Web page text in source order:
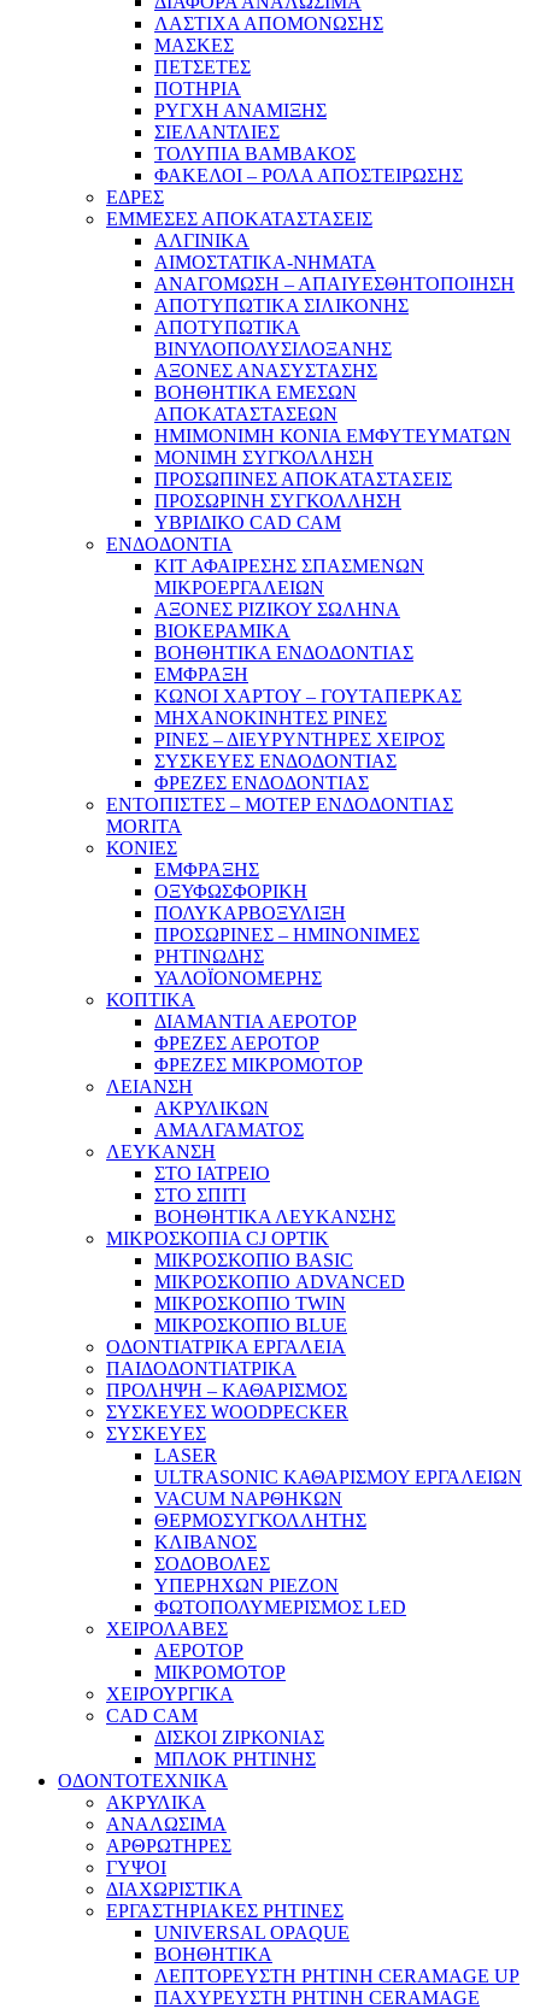
ΛΑΣΤΙΧΑ ΑΠΟΜΟΝΩΣΗΣ
ΜΑΣΚΕΣ
ΠΕΤΣΕΤΕΣ
ΠΟΤΗΡΙΑ
ΡΥΓΧΗ ΑΝΑΜΙΞΗΣ
ΣΙΕΛΑΝΤΛΙΕΣ
ΤΟΛΥΠΙΑ ΒΑΜΒΑΚΟΣ
ΦΑΚΕΛΟΙ – ΡΟΛΑ ΑΠΟΣΤΕΙΡΩΣΗΣ
ΕΔΡΕΣ
ΕΜΜΕΣΕΣ ΑΠΟΚΑΤΑΣΤΑΣΕΙΣ
ΑΛΓΙΝΙΚΑ
ΑΙΜΟΣΤΑΤΙΚΑ-ΝΗΜΑΤΑ
ΑΝΑΓΟΜΩΣΗ – ΑΠΑΙΥΕΣΘΗΤΟΠΟΙΗΣΗ
ΑΠΟΤΥΠΩΤΙΚΑ ΣΙΛΙΚΟΝΗΣ
ΑΠΟΤΥΠΩΤΙΚΑ
ΒΙΝΥΛΟΠΟΛΥΣΙΛΟΞΑΝΗΣ
ΑΞΟΝΕΣ ΑΝΑΣΥΣΤΑΣΗΣ
ΒΟΗΘΗΤΙΚΑ ΕΜΕΣΩΝ
ΑΠΟΚΑΤΑΣΤΑΣΕΩΝ
ΗΜΙΜΟΝΙΜΗ ΚΟΝΙΑ ΕΜΦΥΤΕΥΜΑΤΩΝ
ΜΟΝΙΜΗ ΣΥΓΚΟΛΛΗΣΗ
ΠΡΟΣΩΠΙΝΕΣ ΑΠΟΚΑΤΑΣΤΑΣΕΙΣ
ΠΡΟΣΩΡΙΝΗ ΣΥΓΚΟΛΛΗΣΗ
ΥΒΡΙΔΙΚΟ CAD CAM
ΕΝΔΟΔΟΝΤΙΑ
ΚΙΤ ΑΦΑΙΡΕΣΗΣ ΣΠΑΣΜΕΝΩΝ
ΜΙΚΡΟΕΡΓΑΛΕΙΩΝ
ΑΞΟΝΕΣ ΡΙΖΙΚΟΥ ΣΩΛΗΝΑ
ΒΙΟΚΕΡΑΜΙΚΑ
ΒΟΗΘΗΤΙΚΑ ΕΝΔΟΔΟΝΤΙΑΣ
ΕΜΦΡΑΞΗ
ΚΩΝΟΙ ΧΑΡΤΟΥ – ΓΟΥΤΑΠΕΡΚΑΣ
ΜΗΧΑΝΟΚΙΝΗΤΕΣ ΡΙΝΕΣ
ΡΙΝΕΣ – ΔΙΕΥΡΥΝΤΗΡΕΣ ΧΕΙΡΟΣ
ΣΥΣΚΕΥΕΣ ΕΝΔΟΔΟΝΤΙΑΣ
ΦΡΕΖΕΣ ΕΝΔΟΔΟΝΤΙΑΣ
ΕΝΤΟΠΙΣΤΕΣ – ΜΟΤΕΡ ΕΝΔΟΔΟΝΤΙΑΣ
MORITA
ΚΟΝΙΕΣ
ΕΜΦΡΑΞΗΣ
ΟΞΥΦΩΣΦΟΡΙΚΗ
ΠΟΛΥΚΑΡΒΟΞΥΛΙΞΗ
ΠΡΟΣΩΡΙΝΕΣ – ΗΜΙΝΟΝΙΜΕΣ
ΡΗΤΙΝΩΔΗΣ
ΥΑΛΟΪΟΝΟΜΕΡΗΣ
ΚΟΠΤΙΚΑ
ΔΙΑΜΑΝΤΙΑ ΑΕΡΟΤΟΡ
ΦΡΕΖΕΣ ΑΕΡΟΤΟΡ
ΦΡΕΖΕΣ ΜΙΚΡΟΜΟΤΟΡ
ΛΕΙΑΝΣΗ
ΑΚΡΥΛΙΚΩΝ
ΑΜΑΛΓΑΜΑΤΟΣ
ΛΕΥΚΑΝΣΗ
ΣΤΟ ΙΑΤΡΕΙΟ
ΣΤΟ ΣΠΙΤΙ
ΒΟΗΘΗΤΙΚΑ ΛΕΥΚΑΝΣΗΣ
ΜΙΚΡΟΣΚΟΠΙΑ CJ OPTIK
ΜΙΚΡΟΣΚΟΠΙΟ BASIC
ΜΙΚΡΟΣΚΟΠΙΟ ADVANCED
ΜΙΚΡΟΣΚΟΠΙΟ TWIN
ΜΙΚΡΟΣΚΟΠΙΟ BLUE
ΟΔΟΝΤΙΑΤΡΙΚΑ ΕΡΓΑΛΕΙΑ
ΠΑΙΔΟΔΟΝΤΙΑΤΡΙΚΑ
ΠΡΟΛΗΨΗ – ΚΑΘΑΡΙΣΜΟΣ
ΣΥΣΚΕΥΕΣ WOODPECKER
ΣΥΣΚΕΥΕΣ
LASER
ULTRASONIC ΚΑΘΑΡΙΣΜΟΥ ΕΡΓΑΛΕΙΩΝ
VACUM ΝΑΡΘΗΚΩΝ
ΘΕΡΜΟΣΥΓΚΟΛΛΗΤΗΣ
ΚΛΙΒΑΝΟΣ
ΣΟΔΟΒΟΛΕΣ
ΥΠΕΡΗΧΩΝ PIEZON
ΦΩΤΟΠΟΛΥΜΕΡΙΣΜΟΣ LED
ΧΕΙΡΟΛΑΒΕΣ
ΑΕΡΟΤΟΡ
ΜΙΚΡΟΜΟΤΟΡ
ΧΕΙΡΟΥΡΓΙΚΑ
CAD CAM
ΔΙΣΚΟΙ ΖΙΡΚΟΝΙΑΣ
ΜΠΛΟΚ ΡΗΤΙΝΗΣ
ΟΔΟΝΤΟΤΕΧΝΙΚΑ
ΑΚΡΥΛΙΚΑ
ΑΝΑΛΩΣΙΜΑ
ΑΡΘΡΩΤΗΡΕΣ
ΓΥΨΟΙ
ΔΙΑΧΩΡΙΣΤΙΚΑ
ΕΡΓΑΣΤΗΡΙΑΚΕΣ ΡΗΤΙΝΕΣ
UNIVERSAL OPAQUE
ΒΟΗΘΗΤΙΚΑ
ΛΕΠΤΟΡΕΥΣΤΗ ΡΗΤΙΝΗ CERAMAGE UP
ΠΑΧΥΡΕΥΣΤΗ ΡΗΤΙΝΗ CERAMAGE